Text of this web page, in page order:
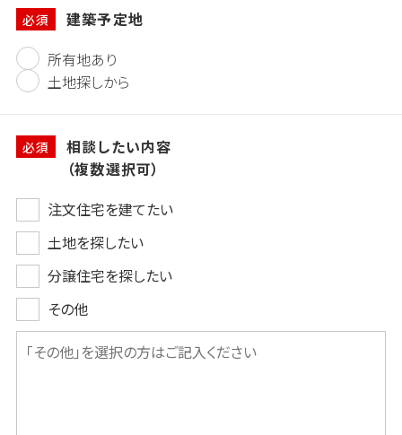
必須
建築予定地
所有地あり
土地探しから
必須
相談したい内容
（複数選択可）
注文住宅を建てたい
土地を探したい
分譲住宅を探したい
その他